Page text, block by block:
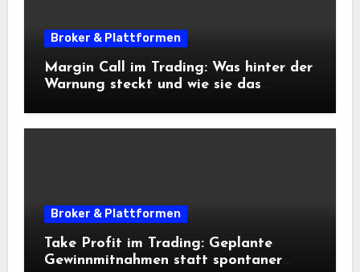
Broker & Plattformen
Margin Call im Trading: Was hinter der
Warnung steckt und wie sie das
Broker & Plattformen
Take Profit im Trading: Geplante
Gewinnmitnahmen statt spontaner